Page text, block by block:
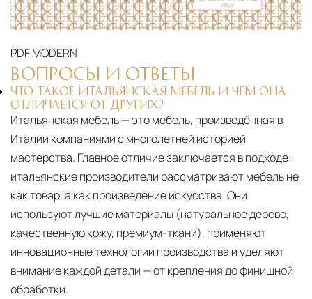
PDFMODERN
ВОПРОСЫ И ОТВЕТЫ
ЧТО ТАКОЕ ИТАЛЬЯНСКАЯ МЕБЕЛЬ И ЧЕМ ОНА
ОТЛИЧАЕТСЯ ОТ ДРУГИХ?
Итальянская мебель — это мебель, произведённая в
Италии компаниями с многолетней историей
мастерства. Главное отличие заключается в подходе:
итальянские производители рассматривают мебель не
как товар, а как произведение искусства. Они
используют лучшие материалы (натуральное дерево,
качественную кожу, премиум-ткани), применяют
инновационные технологии производства и уделяют
внимание каждой детали — от крепления до финишной
обработки.